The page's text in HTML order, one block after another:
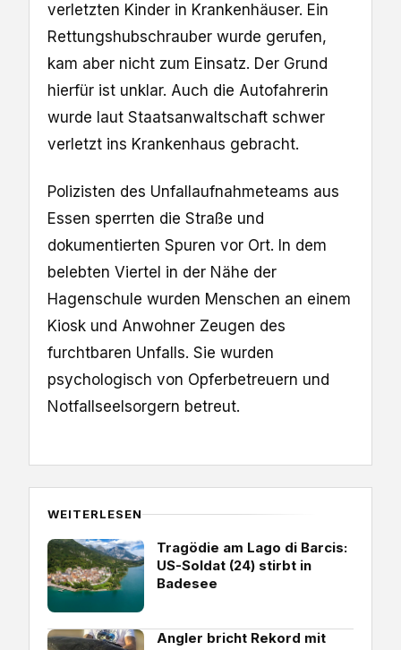
verletzten Kinder in Krankenhäuser. Ein
Rettungshubschrauber wurde gerufen,
kam aber nicht zum Einsatz. Der Grund
hierfür ist unklar. Auch die Autofahrerin
wurde laut Staatsanwaltschaft schwer
verletzt ins Krankenhaus gebracht.
Polizisten des Unfallaufnahmeteams aus
Essen sperrten die Straße und
dokumentierten Spuren vor Ort. In dem
belebten Viertel in der Nähe der
Hagenschule wurden Menschen an einem
Kiosk und Anwohner Zeugen des
furchtbaren Unfalls. Sie wurden
psychologisch von Opferbetreuern und
Notfallseelsorgern betreut.
WEITERLESEN
Tragödie am Lago di Barcis:
US-Soldat (24) stirbt in
Badesee
Angler bricht Rekord mit